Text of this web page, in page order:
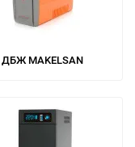
ДБЖ MAKELSAN